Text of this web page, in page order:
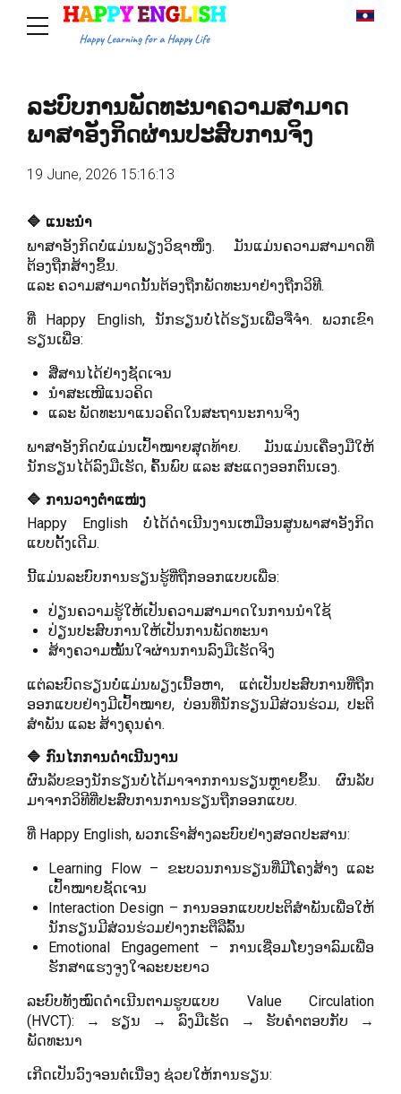
ລະບົບການພັດທະນາຄວາມສາມາດ
ພາສາອັງກິດຜ່ານປະສົບການຈິງ
19 June, 2026 15:16:13
🔷 ແນະນຳ
ພາສາອັງກິດບໍ່ແມ່ນພຽງວິຊາໜຶ່ງ. ມັນແມ່ນຄວາມສາມາດທີ່
ຕ້ອງຖືກສ້າງຂຶ້ນ.
ແລະ ຄວາມສາມາດນັ້ນຕ້ອງຖືກພັດທະນາຢ່າງຖືກວິທີ.
ທີ່ Happy English, ນັກຮຽນບໍ່ໄດ້ຮຽນເພື່ອຈື່ຈຳ. ພວກເຂົາ
ຮຽນເພື່ອ:
ສື່ສານໄດ້ຢ່າງຊັດເຈນ
ນຳສະເໜີແນວຄິດ
ແລະ ພັດທະນາແນວຄິດໃນສະຖານະການຈິງ
ພາສາອັງກິດບໍ່ແມ່ນເປົ້າໝາຍສຸດທ້າຍ. ມັນແມ່ນເຄື່ອງມືໃຫ້
ນັກຮຽນໄດ້ລົງມືເຮັດ, ຄົ້ນພົບ ແລະ ສະແດງອອກຕົນເອງ.
🔷 ການວາງຕຳແໜ່ງ
Happy English ບໍ່ໄດ້ດຳເນີນງານເຫມືອນສູນພາສາອັງກິດ
ແບບດັ້ງເດີມ.
ນີ້ແມ່ນລະບົບການຮຽນຮູ້ທີ່ຖືກອອກແບບເພື່ອ:
ປ່ຽນຄວາມຮູ້ໃຫ້ເປັນຄວາມສາມາດໃນການນຳໃຊ້
ປ່ຽນປະສົບການໃຫ້ເປັນການພັດທະນາ
ສ້າງຄວາມໝັ້ນໃຈຜ່ານການລົງມືເຮັດຈິງ
ແຕ່ລະບົດຮຽນບໍ່ແມ່ນພຽງເນື້ອຫາ, ແຕ່ເປັນປະສົບການທີ່ຖືກ
ອອກແບບຢ່າງມີເປົ້າໝາຍ, ບ່ອນທີ່ນັກຮຽນມີສ່ວນຮ່ວມ, ປະຕິ
ສຳພັນ ແລະ ສ້າງຄຸນຄ່າ.
🔷 ກົນໄກການດຳເນີນງານ
ຜົນລັບຂອງນັກຮຽນບໍ່ໄດ້ມາຈາກການຮຽນຫຼາຍຂຶ້ນ. ຜົນລັບ
ມາຈາກວິທີທີ່ປະສົບການການຮຽນຖືກອອກແບບ.
ທີ່ Happy English, ພວກເຮົາສ້າງລະບົບຢ່າງສອດປະສານ:
Learning Flow – ຂະບວນການຮຽນທີ່ມີໂຄງສ້າງ ແລະ
ເປົ້າໝາຍຊັດເຈນ
Interaction Design – ການອອກແບບປະຕິສຳພັນເພື່ອໃຫ້
ນັກຮຽນມີສ່ວນຮ່ວມຢ່າງກະຕືລືລົ້ນ
Emotional Engagement – ການເຊື່ອມໂຍງອາລົມເພື່ອ
ຮັກສາແຮງຈູງໃຈລະຍະຍາວ
ລະບົບທັງໝົດດຳເນີນຕາມຮູບແບບ Value Circulation
(HVCT): → ຮຽນ → ລົງມືເຮັດ → ຮັບຄຳຕອບກັບ →
ພັດທະນາ
ເກີດເປັນວົງຈອນຕໍ່ເນື່ອງ ຊ່ວຍໃຫ້ການຮຽນ: